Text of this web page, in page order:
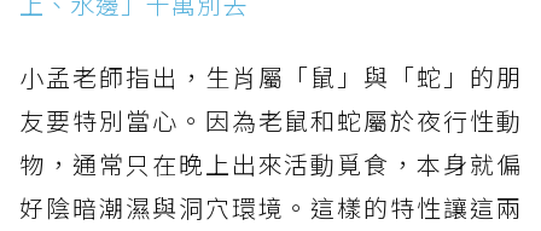
小孟老師指出，生肖屬「鼠」與「蛇」的朋
友要特別當心。因為老鼠和蛇屬於夜行性動
物，通常只在晚上出來活動覓食，本身就偏
好陰暗潮濕與洞穴環境。這樣的特性讓這兩